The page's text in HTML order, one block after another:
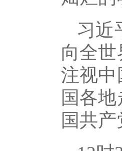
习近
向全
注视
国各
国共